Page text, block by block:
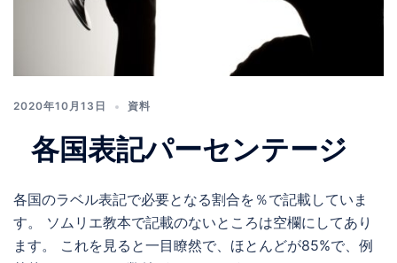
2020年10月13日 資料
各国表記パーセンテージ
各国のラベル表記で必要となる割合を％で記載していま
す。 ソムリエ教本で記載のないところは空欄にしてあり
ます。 これを見ると一目瞭然で、ほとんどが85%で、例